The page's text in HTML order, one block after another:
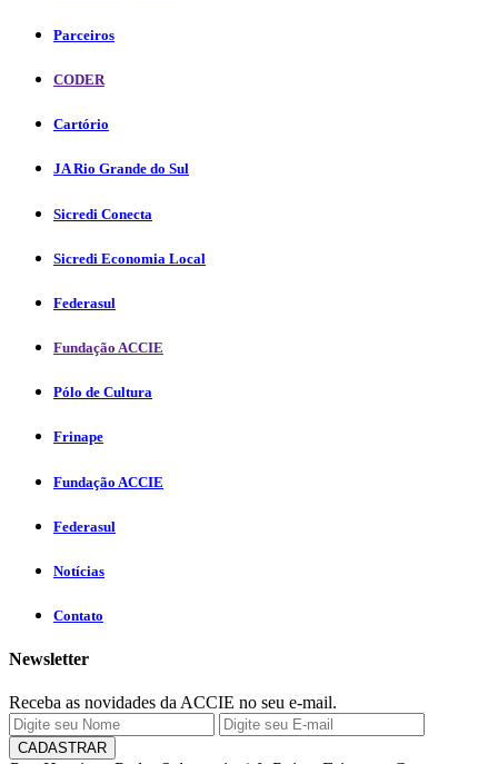
Parceiros
CODER
Cartório
JA Rio Grande do Sul
Sicredi Conecta
Sicredi Economia Local
Federasul
Fundação ACCIE
Pólo de Cultura
Frinape
Fundação ACCIE
Federasul
Notícias
Contato
Newsletter
Receba as novidades da ACCIE no seu e-mail.